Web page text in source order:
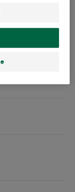
8 uur*